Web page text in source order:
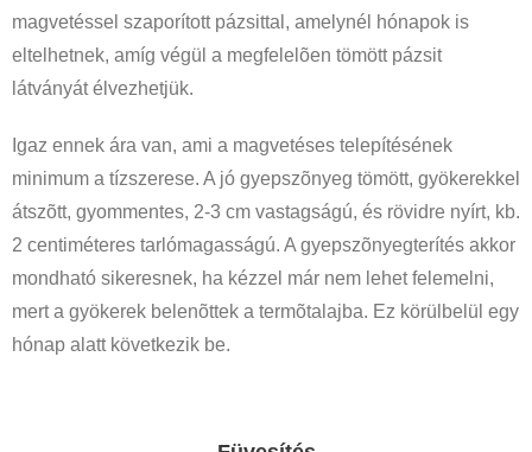
magvetéssel szaporított pázsittal, amelynél hónapok is
eltelhetnek, amíg végül a megfelelõen tömött pázsit
látványát élvezhetjük.
Igaz ennek ára van, ami a magvetéses telepítésének
minimum a tízszerese. A jó gyepszõnyeg tömött, gyökerekkel
átszõtt, gyommentes, 2-3 cm vastagságú, és rövidre nyírt, kb.
2 centiméteres tarlómagasságú. A gyepszõnyegterítés akkor
mondható sikeresnek, ha kézzel már nem lehet felemelni,
mert a gyökerek belenõttek a termõtalajba. Ez körülbelül egy
hónap alatt következik be.